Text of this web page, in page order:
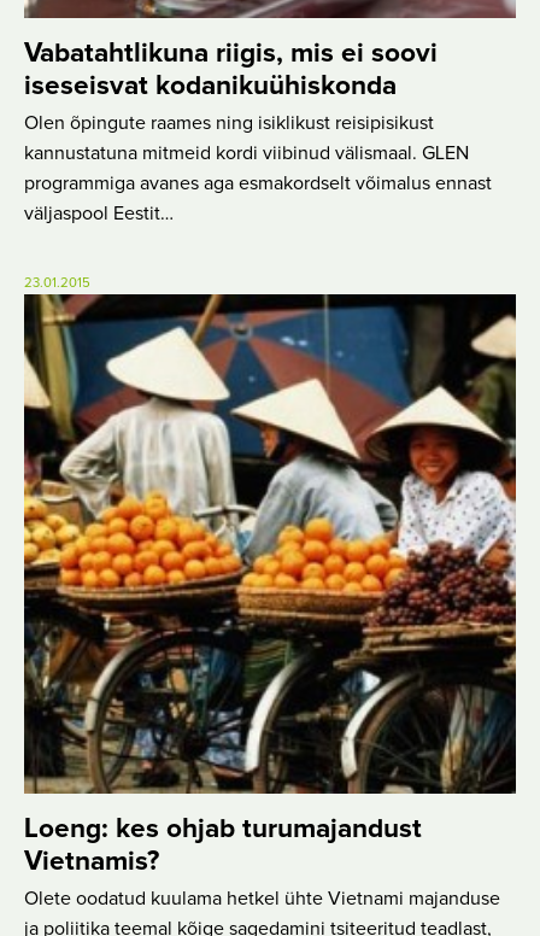
Vabatahtlikuna riigis, mis ei soovi
iseseisvat kodanikuühiskonda
Olen õpingute raames ning isiklikust reisipisikust
kannustatuna mitmeid kordi viibinud välismaal. GLEN
programmiga avanes aga esmakordselt võimalus ennast
väljaspool Eestit…
23.01.2015
Loeng: kes ohjab turumajandust
Vietnamis?
Olete oodatud kuulama hetkel ühte Vietnami majanduse
ja poliitika teemal kõige sagedamini tsiteeritud teadlast,